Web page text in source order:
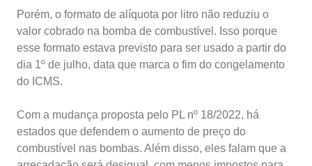
Porém, o formato de alíquota por litro não reduziu o
valor cobrado na bomba de combustível. Isso porque
esse formato estava previsto para ser usado a partir do
dia 1º de julho, data que marca o fim do congelamento
do ICMS.
Com a mudança proposta pelo PL nº 18/2022, há
estados que defendem o aumento de preço do
combustível nas bombas. Além disso, eles falam que a